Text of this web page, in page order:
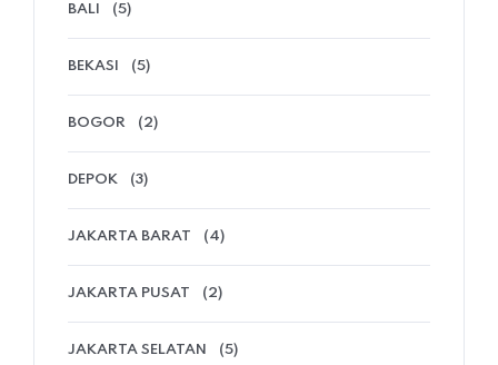
BALI (5)
BEKASI (5)
BOGOR (2)
DEPOK (3)
JAKARTA BARAT (4)
JAKARTA PUSAT (2)
JAKARTA SELATAN (5)